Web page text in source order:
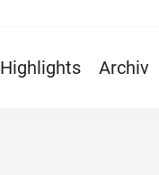
Highlights Archiv